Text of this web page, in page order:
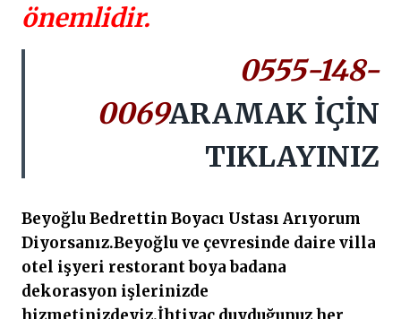
önemlidir.
0555-148-
0069ARAMAK İÇİN
TIKLAYINIZ
Beyoğlu Bedrettin Boyacı Ustası Arıyorum
Diyorsanız.Beyoğlu ve çevresinde daire villa
otel işyeri restorant boya badana
dekorasyon işlerinizde
hizmetinizdeyiz.İhtiyaç duyduğunuz her